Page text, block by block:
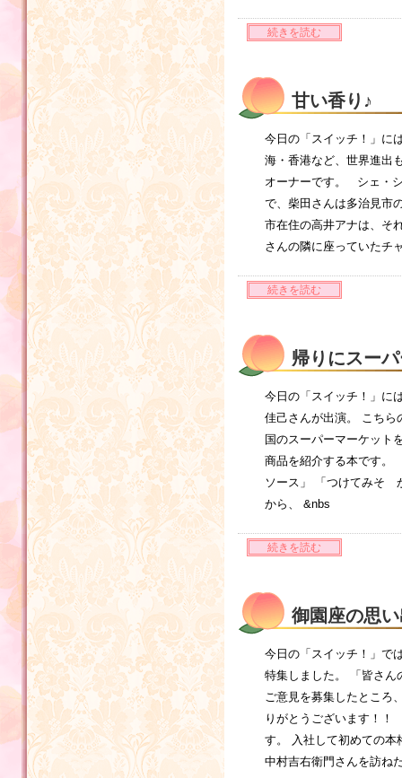
続きを読む
甘い香り♪
今日の「スイッチ！」に
海・香港など、世界進出
オーナーです。 シェ・
で、柴田さんは多治見市
市在住の高井アナは、そ
さんの隣に座っていたチ
続きを読む
帰りにスー
今日の「スイッチ！」
佳己さんが出演。 こち
国のスーパーマーケット
商品を紹介する本です。
ソース」 「つけてみそ
から、 &nbs
続きを読む
御園座の思
今日の「スイッチ！」で
特集しました。 「皆さん
ご意見を募集したところ
りがとうございます！
す。 入社して初めての本
中村吉右衛門さんを訪ね